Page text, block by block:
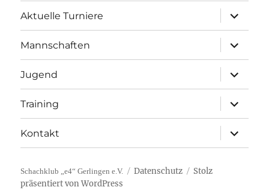
Aktuelle Turniere
öffnen
Mannschaften
öffnen
Jugend
öffnen
Training
öffnen
Kontakt
öffnen
Schachklub „e4“ Gerlingen e.V. Datenschutz
Stolz
präsentiert von WordPress